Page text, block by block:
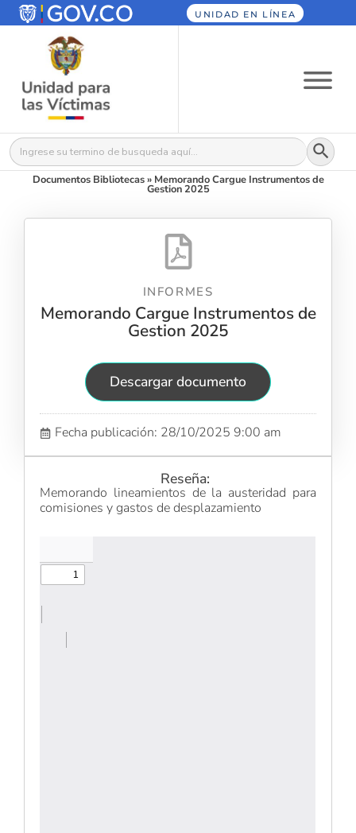
UNIDAD EN LÍNEA
Buscar: Botón
Documentos Bibliotecas» Memorando Cargue Instrumentos de
Gestion 2025
INFORMES
Memorando Cargue Instrumentos de
Gestion 2025
Descargar documento
Fecha publicación: 28/10/2025 9:00 am
Reseña:
Memorando lineamientos de la austeridad para
comisiones y gastos de desplazamiento